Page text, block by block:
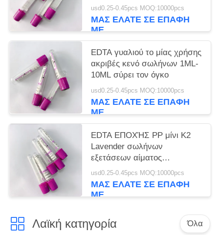
usd0.25-0.45pcs MOQ:10000pcs
ΜΑΣ ΕΛΆΤΕ ΣΕ ΕΠΑΦΉ
ΜΕ
EDTA γυαλιού το μίας χρήσης
ακριβές κενό σωλήνων 1ML-
10ML σύρει τον όγκο
usd0.25-0.45pcs MOQ:10000pcs
ΜΑΣ ΕΛΆΤΕ ΣΕ ΕΠΑΦΉ
ΜΕ
EDTA ΕΠΟΧΉΣ PP μίνι K2
Lavender σωλήνων
εξετάσεων αίματος
πορφυρός τοπ σωλήνας
αίματος
usd0.25-0.45pcs MOQ:10000pcs
ΜΑΣ ΕΛΆΤΕ ΣΕ ΕΠΑΦΉ
ΜΕ
Λαϊκή κατηγορία Όλα